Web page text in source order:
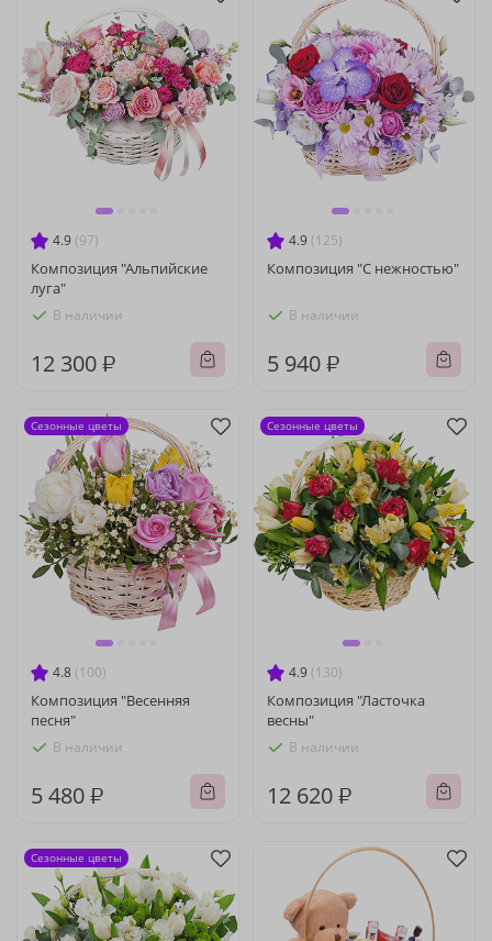
4.9 (97)
Композиция "Альпийские
луга"
В наличии
12 300 ₽
4.9 (125)
Композиция "С нежностью"
В наличии
5 940 ₽
4.8 (100)
Композиция "Весенняя
песня"
В наличии
5 480 ₽
Сезонные цветы
4.9 (130)
Композиция "Ласточка
весны"
В наличии
12 620 ₽
Сезонные цветы
Сезонные цветы